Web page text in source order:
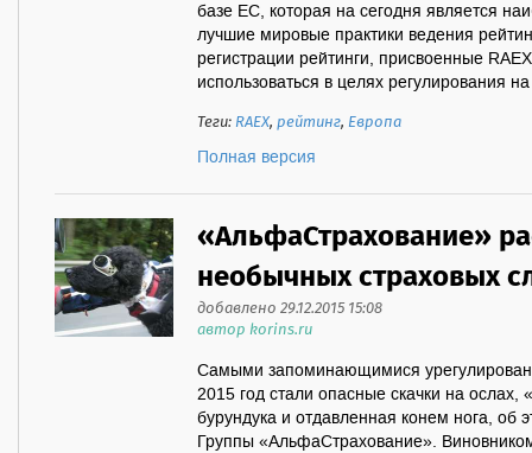
базе ЕС, которая на сегодня является
лучшие мировые практики ведения
регистрации рейтинги, присвоенные
использоваться в целях регулирования
Теги:RAEX,рейтинг, Европа
Полная версия
«АльфаСтрахование»
необычных страховых
добавлено 29.12.2015 15:08
автор korins.ru
Самыми запоминающимися
2015 год стали опасные скачки на ослах,
бурундука и отдавленная конем нога, об
Группы «АльфаСтрахование».